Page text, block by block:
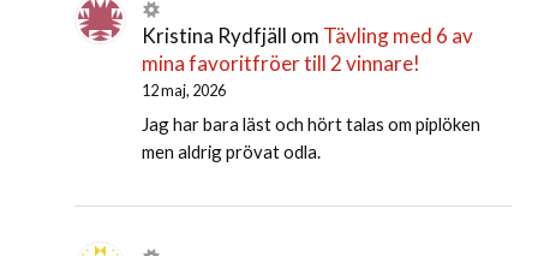
Kristina Rydfjäll om Tävling med 6 av
mina favoritfröer till 2 vinnare!
12 maj, 2026
Jag har bara läst och hört talas om piplöken
men aldrig prövat odla.